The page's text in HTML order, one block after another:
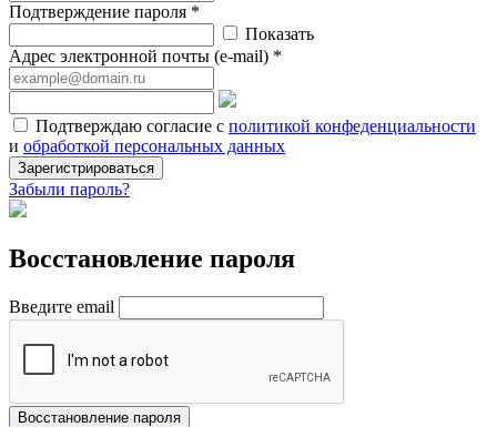
Подтверждение пароля *
Показать
Адрес электронной почты (e-mail) *
Подтверждаю согласие с политикой конфеденциальности
и обработкой персональных данных
Зарегистрироваться
Забыли пароль?
Восстановление пароля
Введите email
Восстановление пароля